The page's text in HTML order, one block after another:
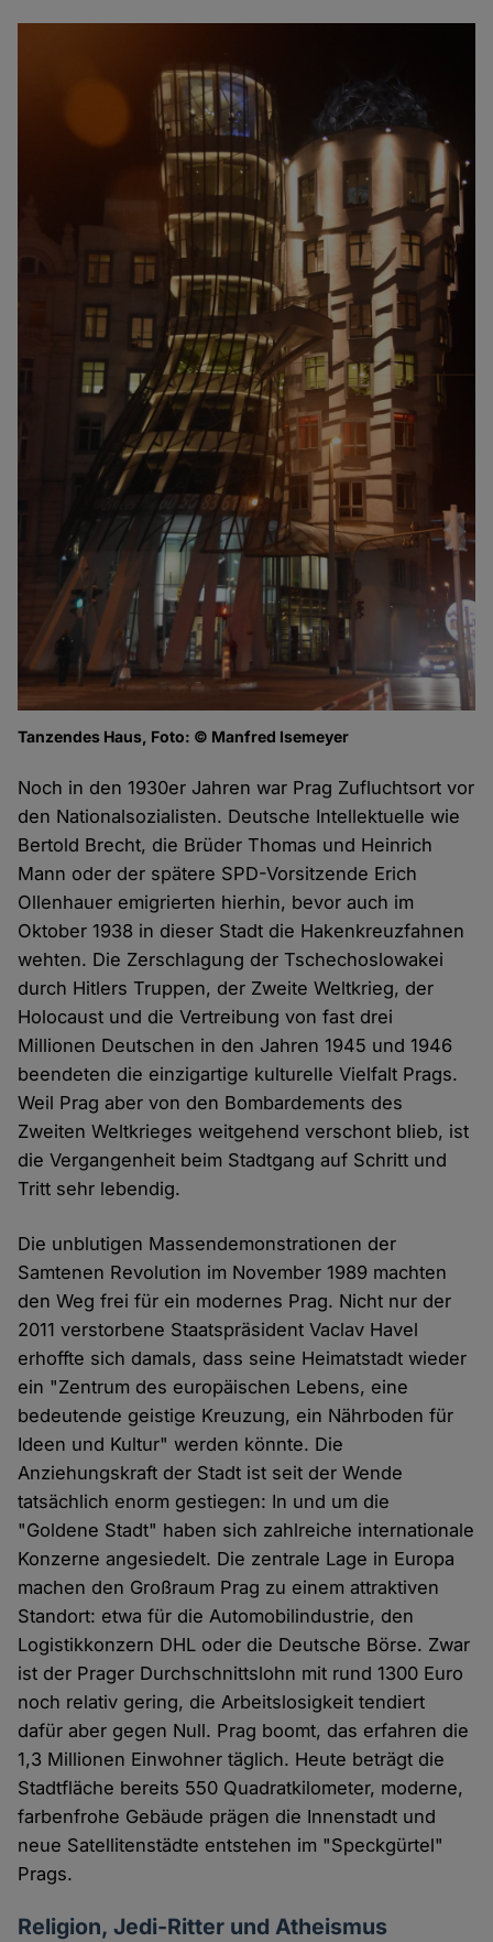
Tanzendes Haus, Foto: © Manfred Isemeyer
Noch in den 1930er Jahren war Prag Zufluchtsort vor
den Nationalsozialisten. Deutsche Intellektuelle wie
Bertold Brecht, die Brüder Thomas und Heinrich
Mann oder der spätere SPD-Vorsitzende Erich
Ollenhauer emigrierten hierhin, bevor auch im
Oktober 1938 in dieser Stadt die Hakenkreuzfahnen
wehten. Die Zerschlagung der Tschechoslowakei
durch Hitlers Truppen, der Zweite Weltkrieg, der
Holocaust und die Vertreibung von fast drei
Millionen Deutschen in den Jahren 1945 und 1946
beendeten die einzigartige kulturelle Vielfalt Prags.
Weil Prag aber von den Bombardements des
Zweiten Weltkrieges weitgehend verschont blieb, ist
die Vergangenheit beim Stadtgang auf Schritt und
Tritt sehr lebendig.
Die unblutigen Massendemonstrationen der
Samtenen Revolution im November 1989 machten
den Weg frei für ein modernes Prag. Nicht nur der
2011 verstorbene Staatspräsident Vaclav Havel
erhoffte sich damals, dass seine Heimatstadt wieder
ein "Zentrum des europäischen Lebens, eine
bedeutende geistige Kreuzung, ein Nährboden für
Ideen und Kultur" werden könnte. Die
Anziehungskraft der Stadt ist seit der Wende
tatsächlich enorm gestiegen: In und um die
"Goldene Stadt" haben sich zahlreiche internationale
Konzerne angesiedelt. Die zentrale Lage in Europa
machen den Großraum Prag zu einem attraktiven
Standort: etwa für die Automobilindustrie, den
Logistikkonzern DHL oder die Deutsche Börse. Zwar
ist der Prager Durchschnittslohn mit rund 1300 Euro
noch relativ gering, die Arbeitslosigkeit tendiert
dafür aber gegen Null. Prag boomt, das erfahren die
1,3 Millionen Einwohner täglich. Heute beträgt die
Stadtfläche bereits 550 Quadratkilometer, moderne,
farbenfrohe Gebäude prägen die Innenstadt und
neue Satellitenstädte entstehen im "Speckgürtel"
Prags.
Religion, Jedi-Ritter und Atheismus